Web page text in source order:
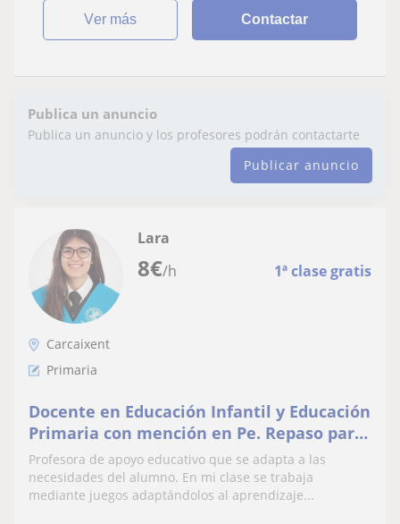
ver más Contactar
Publica un anuncio
Publica un anuncio y los profesores podrán contactarte
Publicar anuncio
8€/h 1ª clase gratis
Lara
Carcaixent
Primaria
Docente en Educación Infantil y Educación
Primaria con mención en Pe. Repaso para
todo tipo de asignaturas de educación
primaria.
Profesora de apoyo educativo que se adapta a las
necesidades del alumno. En mi clase se trabaja
mediante juegos adaptándolos al aprendizaje...